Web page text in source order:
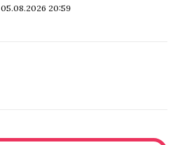
05.08.2026 20:59